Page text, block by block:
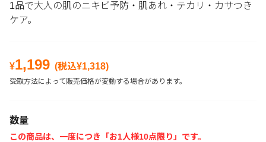
1品で大人の肌のニキビ予防・肌あれ・テカリ・カサつき
ケア。
¥1,199 (税込¥1,318)
受取方法によって販売価格が変動する場合があります。
数量
この商品は、一度につき「お1人様10点限り」です。